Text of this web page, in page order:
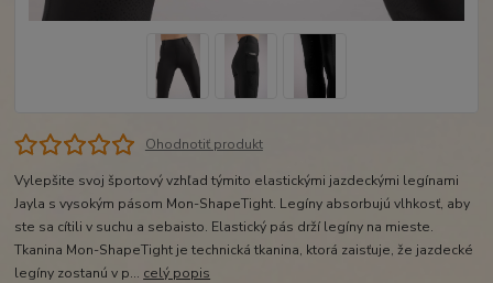
Ohodnotiť produkt
Vylepšite svoj športový vzhľad týmito elastickými jazdeckými legínami
Jayla s vysokým pásom Mon-ShapeTight. Legíny absorbujú vlhkosť, aby
ste sa cítili v suchu a sebaisto. Elastický pás drží legíny na mieste.
Tkanina Mon-ShapeTight je technická tkanina, ktorá zaisťuje, že jazdecké
legíny zostanú v p... celý popis